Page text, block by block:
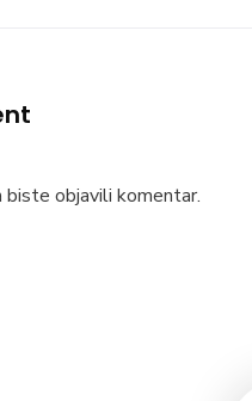
biste objavili komentar.